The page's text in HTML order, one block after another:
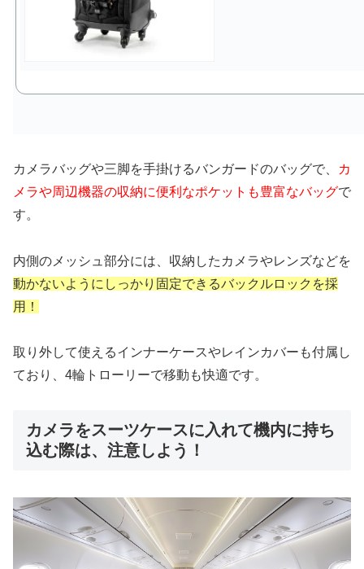
カメラバッグや三脚を手掛けるバンガードのバッグで、
カ
メラや周辺機器の収納に便利なポケット も豊富なバッグで
す。
内側のメッシュ部分には、収納したカメラやレンズなどを
動かないようにしっかり固定できるバックルロックを採
用！
取り外して使えるインナーケースやレインカバーも付属し
ており、4輪トローリーで移動も快適です。
カメラをスーツケースに入れて機内に持ち
込む際は、注意しよう！